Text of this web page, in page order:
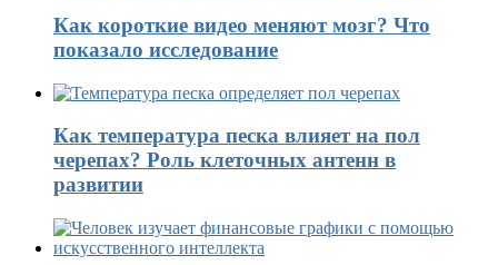
Как короткие видео меняют мозг? Что
показало исследование
Как температура песка влияет на пол
черепах? Роль клеточных антенн в
развитии